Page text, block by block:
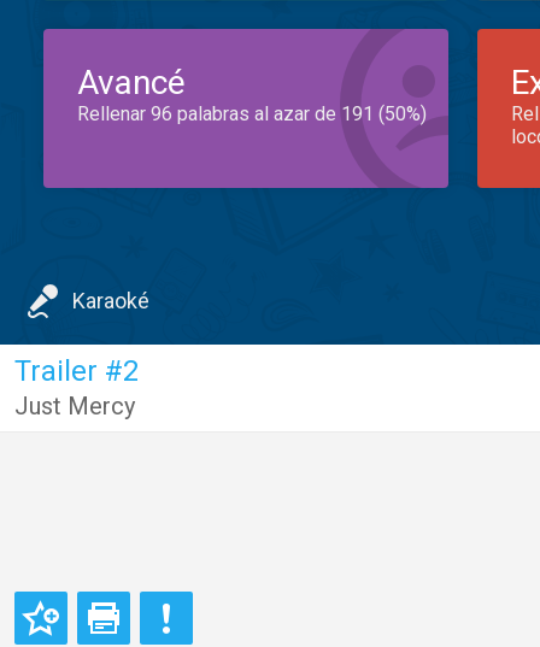
Avancé
Rellenar 96 palabras al azar de 191 (50%)
Karaoké
Trailer #2
Just Mercy